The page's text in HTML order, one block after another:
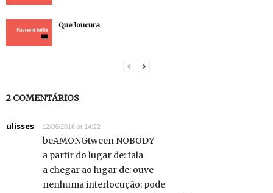
Que loucura
2 COMENTÁRIOS
ulisses 12/06/2016 at 14:22
beAMONGtween NOBODY
a partir do lugar de: fala
a chegar ao lugar de: ouve
nenhuma interlocução: pode